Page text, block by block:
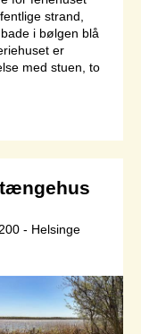
strand,
i bølgen blå
er
med stuen, to
- Helsinge